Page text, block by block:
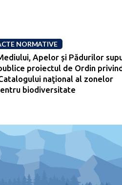
NORMATIVE
Apelor și Pădurilor
proiectul de Ordin
naţional al zonelor
biodiversitate